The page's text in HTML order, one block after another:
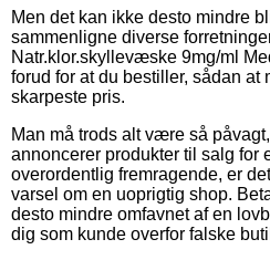
Men det kan ikke desto mindre
sammenligne diverse
Natr.klor.skyllevæske 9mg/ml
forud for at du bestiller, sådan at
skarpeste pris.
Man må trods alt være så
annoncerer produkter til salg for
overordentlig fremragende, er
varsel om en uoprigtig shop.
desto mindre omfavnet af en
dig som kunde overfor falske